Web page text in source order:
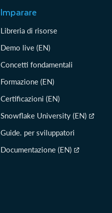
Imparare
Libreria di risorse
Demo live (EN)
Concetti fondamentali
Formazione (EN)
Certificazioni (EN)
Snowflake University (EN)
Guide. per sviluppatori
Documentazione (EN)